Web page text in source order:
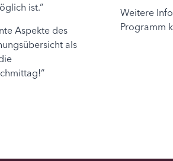
ist.“
Aspekte des
als
Weitere
Programm